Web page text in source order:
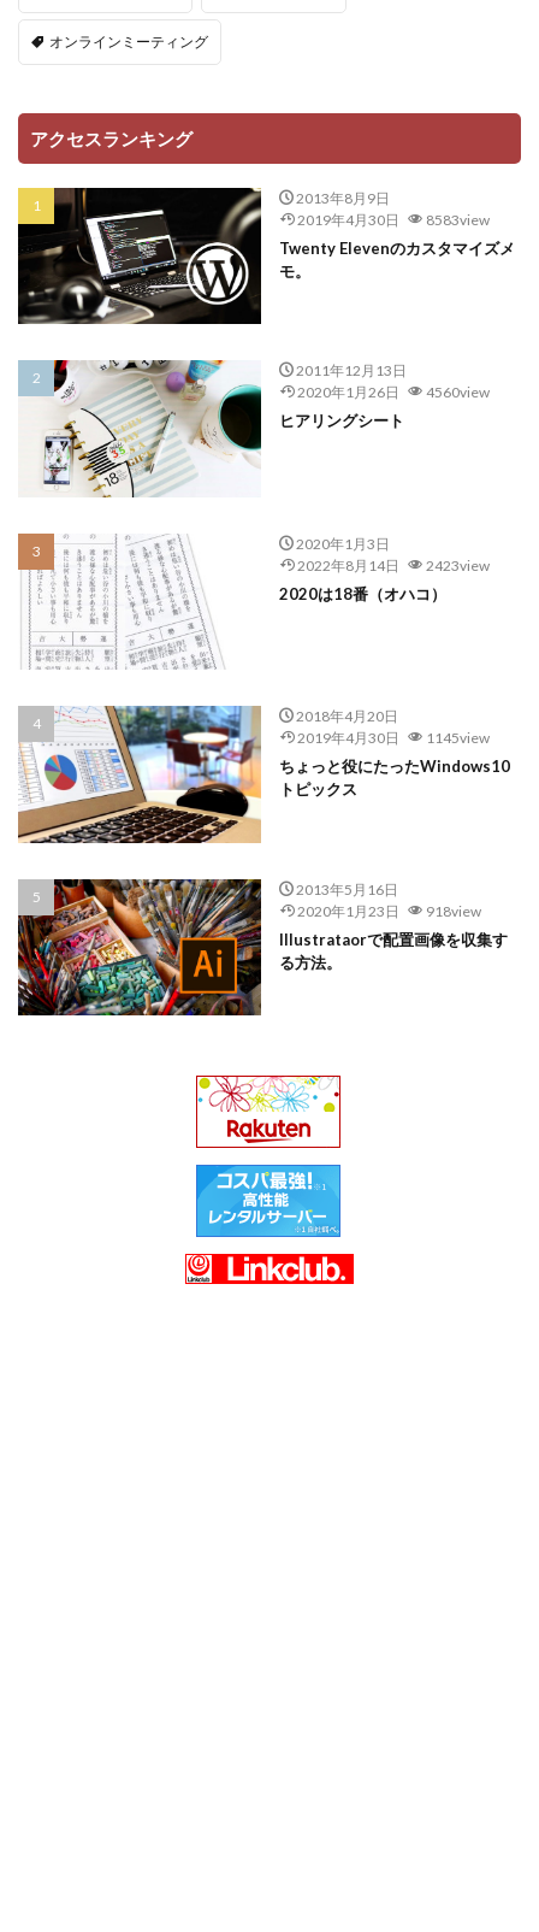
オンラインミーティング
アクセスランキング
2013年8月9日
2019年4月30日
8583view
Twenty Elevenのカスタマイズメ
モ。
2011年12月13日
2020年1月26日
4560view
ヒアリングシート
2020年1月3日
2022年8月14日
2423view
2020は18番（オハコ）
2018年4月20日
2019年4月30日
1145view
ちょっと役にたったWindows10
トピックス
2013年5月16日
2020年1月23日
918view
Illustrataorで配置画像を収集す
る方法。